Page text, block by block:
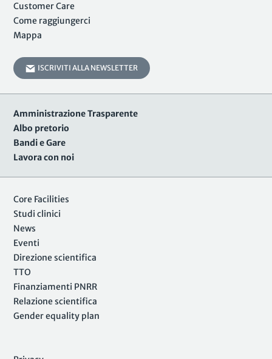
Customer Care
Come raggiungerci
Mappa
ISCRIVITI ALLA NEWSLETTER
Amministrazione Trasparente
Albo pretorio
Bandi e Gare
Lavora con noi
Core Facilities
Studi clinici
News
Eventi
Direzione scientifica
TTO
Finanziamenti PNRR
Relazione scientifica
Gender equality plan